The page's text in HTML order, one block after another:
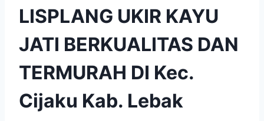
LISPLANG UKIR KAYU
JATI BERKUALITAS DAN
TERMURAH DI Kec.
Cijaku Kab. Lebak